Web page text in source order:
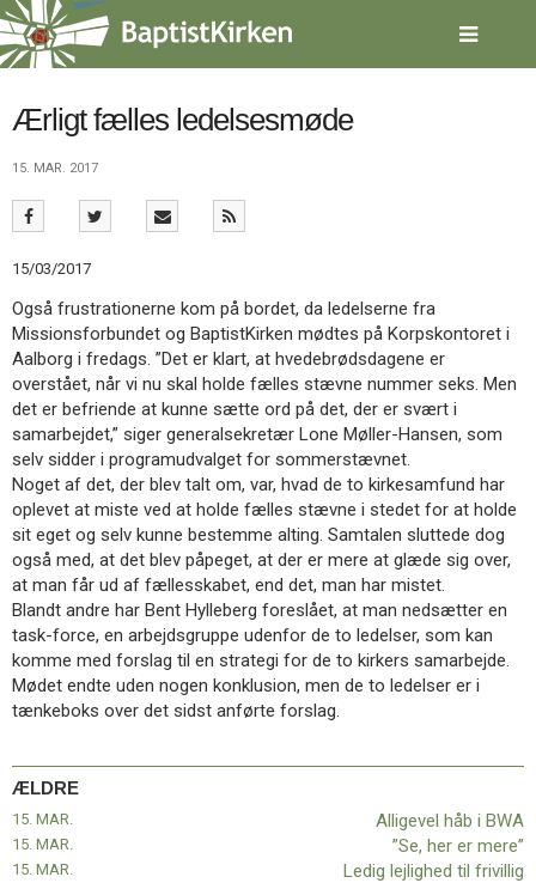
Spring
menu
over
indholdVend
forsiden
1.0:
Forside
3.0:
Kalender
4.0:
Inspiration
5.0:
Værktøjskassen
6.0:
Mission
7.0:
Om
BaptistKirken
8.0:
Kontakt
9.0:
Forside
10.0:
Nyheder
11.0:
Kalender
12.0:
Inspiration
13.0:
Værktøjskassen
14.0:
Mission
BaptistKirken
16.0:
Kontakt
indlæg:
BaptistKirkens
regnskab
2016Forrige
indlæg:
Ærligt fælles ledelsesmøde
15. MAR. 2017
15/03/2017
Også frustrationerne kom på bordet, da ledelserne fra
Missionsforbundet og BaptistKirken mødtes på Korpskontoret i
Aalborg i fredags. ”Det er klart, at hvedebrødsdagene er
overstået, når vi nu skal holde fælles stævne nummer seks. Men
det er befriende at kunne sætte ord på det, der er svært i
samarbejdet,” siger generalsekretær Lone Møller-Hansen, som
selv sidder i programudvalget for sommerstævnet.
Noget af det, der blev talt om, var, hvad de to kirkesamfund har
oplevet at miste ved at holde fælles stævne i stedet for at holde
sit eget og selv kunne bestemme alting. Samtalen sluttede dog
også med, at det blev påpeget, at der er mere at glæde sig over,
at man får ud af fællesskabet, end det, man har mistet.
Blandt andre har Bent Hylleberg foreslået, at man nedsætter en
task-force, en arbejdsgruppe udenfor de to ledelser, som kan
komme med forslag til en strategi for de to kirkers samarbejde.
Mødet endte uden nogen konklusion, men de to ledelser er i
tænkeboks over det sidst anførte forslag.
ÆLDRE
15. MAR. Alligevel håb i BWA
15. MAR. ”Se, her er mere”
15. MAR. Ledig lejlighed til frivillig